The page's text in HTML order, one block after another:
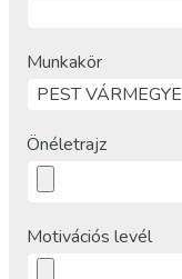
Munkakör
Önéletrajz
Motivációs levél